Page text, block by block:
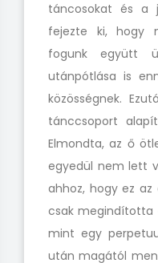
táncosokat és a
fejezte ki, hogy
fogunk együtt
utánpótlása is
közösségnek.
tánccsoport
Elmondta, az ő
egyedül nem lett
ahhoz, hogy ez az
csak
mint egy
után magától